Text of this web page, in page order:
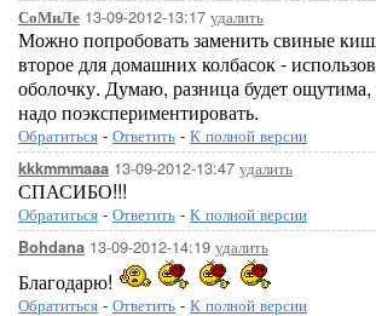
СоМиЛе 13-09-2012-13:17 удалить
Можно попробовать заменить свиные
второе для домашних колбасок -
оболочку. Думаю, разница будет ощутима,
надо поэкспериментировать.
Обратиться - Ответить - К полной версии
kkkmmmaaa 13-09-2012-13:47 удалить
СПАСИБО!!!
Обратиться - Ответить - К полной версии
Bohdana 13-09-2012-14:19 удалить
Благодарю!
Обратиться - Ответить - К полной версии